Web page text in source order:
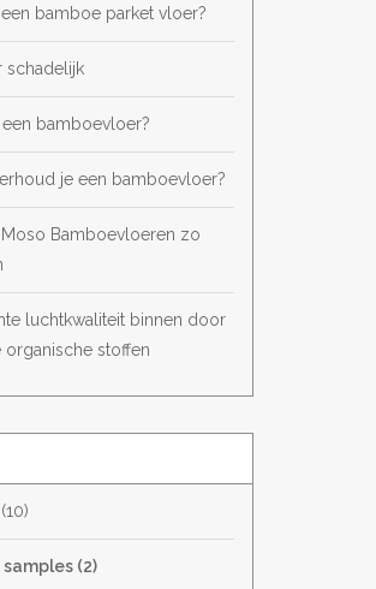
bamboe parket vloer?
schadelijk
bamboevloer?
je een bamboevloer?
Bamboevloeren zo
luchtkwaliteit binnen door
organische stoffen
(10)
samples (2)